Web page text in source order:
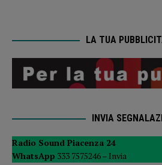
LA TUA
INVIA
Radio Sound Piacenza 24
WhatsApp 333 7575246 – Invia